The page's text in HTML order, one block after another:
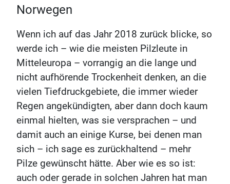
Norwegen
Wenn ich auf das Jahr 2018 zurück blicke, so
werde ich – wie die meisten Pilzleute in
Mitteleuropa – vorrangig an die lange und
nicht aufhörende Trockenheit denken, an die
vielen Tiefdruckgebiete, die immer wieder
Regen angekündigten, aber dann doch kaum
einmal hielten, was sie versprachen – und
damit auch an einige Kurse, bei denen man
sich – ich sage es zurückhaltend – mehr
Pilze gewünscht hätte. Aber wie es so ist:
auch oder gerade in solchen Jahren hat man